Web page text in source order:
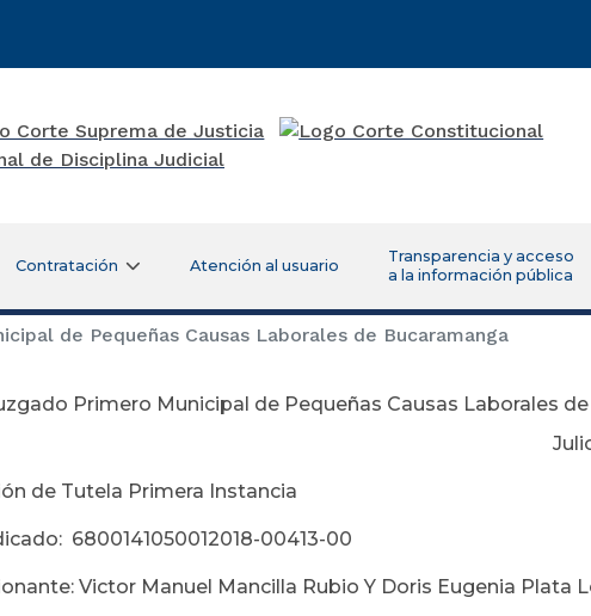
Contratación Atención al usuario
Transparencia y acceso
a la información pública
de Pequeñas Causas Laborales de Bucaramanga
Primero Municipal de Pequeñas Causas Laborales
26 de
de Tutela Primera Instancia
6800141050012018-00413-00
Victor Manuel Mancilla Rubio Y Doris Eugenia Plata